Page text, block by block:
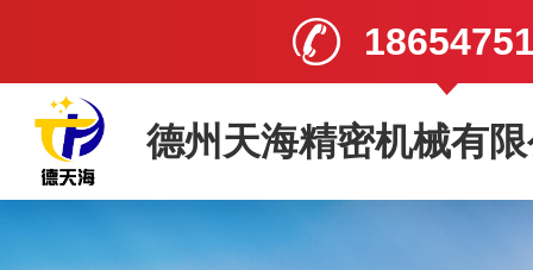
德州天海精密机械有